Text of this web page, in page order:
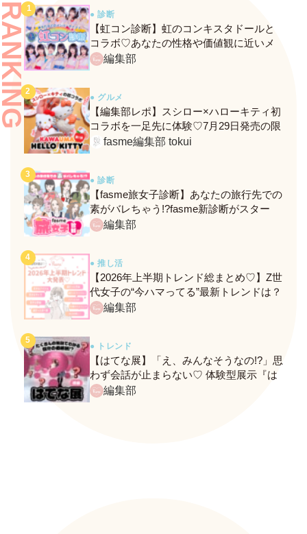
● 診断
【虹コン診断】虹のコンキスタドールと
コラボ♡あなたの性格や価値観に近いメ
ンバーがわかる、fasmeの新診断がスター
編集部
● グルメ
【編集部レポ】スシロー×ハローキティ初
コラボを一足先に体験♡7月29日発売の限
定メニュー＆グッズをレポ！
fasme編集部 tokui
● 診断
【fasme旅女子診断】あなたの旅行先での
素がバレちゃう!?fasme新診断がスター
ト！編集部
● 推し活
【2026年上半期トレンド総まとめ♡】Z世
代女子の“今ハマってる”最新トレンドは？
ネクストバズ予報もチェック♪
編集部
● トレンド
【はてな展】「え、みんなそうなの!?」思
わず会話が止まらない♡ 体験型展示『は
てな展』に行ってきたレポ
編集部